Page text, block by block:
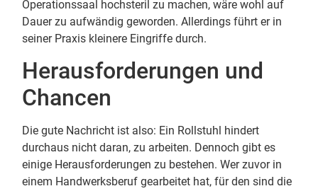
Operationssaal hochsteril zu machen, wäre wohl auf
Dauer zu aufwändig geworden. Allerdings führt er in
seiner Praxis kleinere Eingriffe durch.
Herausforderungen und
Chancen
Die gute Nachricht ist also: Ein Rollstuhl hindert
durchaus nicht daran, zu arbeiten. Dennoch gibt es
einige Herausforderungen zu bestehen. Wer zuvor in
einem Handwerksberuf gearbeitet hat, für den sind die